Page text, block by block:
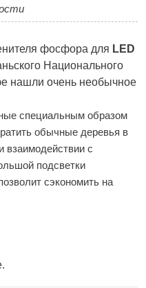
фосфора для LED
Национального
нашли очень необычное
специальным образом
обычные деревья в
взаимодействии с
подсветки
сэкономить на